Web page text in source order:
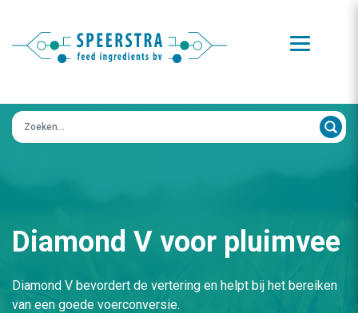
Zoeken op:
Diamond V voor pluimvee
Diamond V bevordert de vertering en helpt bij het bereiken
van een goede voerconversie.